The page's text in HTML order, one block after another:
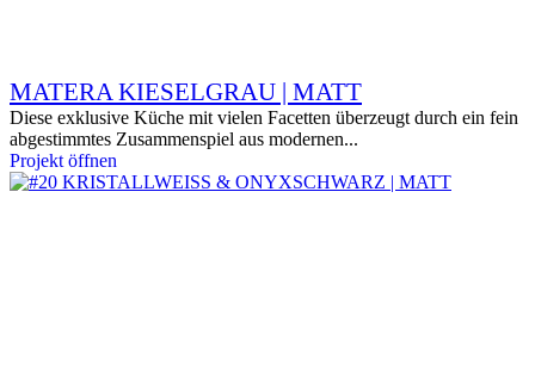
MATERA KIESELGRAU | MATT
Diese exklusive Küche mit vielen Facetten überzeugt durch ein fein
abgestimmtes Zusammenspiel aus modernen...
Projekt öffnen